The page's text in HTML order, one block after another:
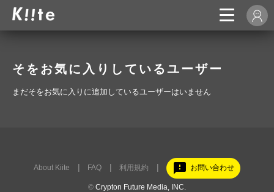
そをお気に入りしているユーザー
まだそをお気に入りに追加しているユーザーはいません
About Kiite FAQ 利用規約 feedback お問い合わせ
© Crypton Future Media, INC.